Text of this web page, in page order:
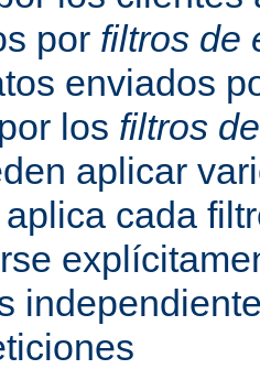
por filtros de
enviados
los filtros
aplicar
cada